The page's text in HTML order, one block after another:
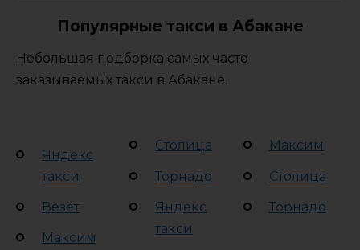
Популярные такси в Абакане
Небольшая подборка самых часто
заказываемых такси в Абакане.
Яндекс
такси
Везёт
Максим
Столица
Торнадо
Яндекс
такси
Максим
Столица
Торнадо